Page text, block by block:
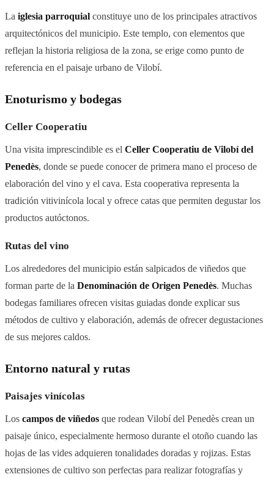
La iglesia parroquial constituye uno de los principales atractivos
arquitectónicos del municipio. Este templo, con elementos que
reflejan la historia religiosa de la zona, se erige como punto de
referencia en el paisaje urbano de Vilobí.
Enoturismo y bodegas
Celler Cooperatiu
Una visita imprescindible es el Celler Cooperatiu de Vilobí del
Penedès, donde se puede conocer de primera mano el proceso de
elaboración del vino y el cava. Esta cooperativa representa la
tradición vitivinícola local y ofrece catas que permiten degustar los
productos autóctonos.
Rutas del vino
Los alrededores del municipio están salpicados de viñedos que
forman parte de la Denominación de Origen Penedès. Muchas
bodegas familiares ofrecen visitas guiadas donde explicar sus
métodos de cultivo y elaboración, además de ofrecer degustaciones
de sus mejores caldos.
Entorno natural y rutas
Paisajes vinícolas
Los campos de viñedos que rodean Vilobí del Penedès crean un
paisaje único, especialmente hermoso durante el otoño cuando las
hojas de las vides adquieren tonalidades doradas y rojizas. Estas
extensiones de cultivo son perfectas para realizar fotografías y